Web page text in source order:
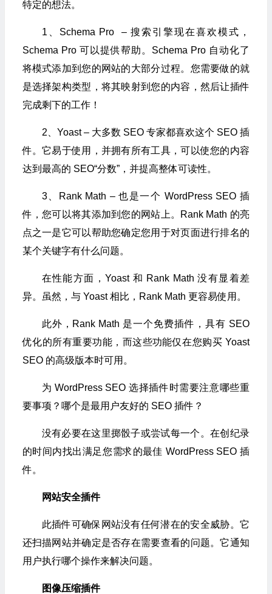
特定的想法。
1、Schema Pro – 搜索引擎现在喜欢模式，
Schema Pro 可以提供帮助。Schema Pro 自动化了
将模式添加到您的网站的大部分过程。您需要做的就
是选择架构类型，将其映射到您的内容，然后让插件
完成剩下的工作！
2、Yoast – 大多数 SEO 专家都喜欢这个 SEO 插
件。它易于使用，并拥有所有工具，可以使您的内容
达到最高的 SEO“分数”，并提高整体可读性。
3、Rank Math – 也是一个 WordPress SEO 插
件，您可以将其添加到您的网站上。Rank Math 的亮
点之一是它可以帮助您确定您用于对页面进行排名的
某个关键字有什么问题。
在性能方面，Yoast 和 Rank Math 没有显着差
异。虽然，与 Yoast 相比，Rank Math 更容易使用。
此外，Rank Math 是一个免费插件，具有 SEO
优化的所有重要功能，而这些功能仅在您购买 Yoast
SEO 的高级版本时可用。
为 WordPress SEO 选择插件时需要注意哪些重
要事项？哪个是最用户友好的 SEO 插件？
没有必要在这里掷骰子或尝试每一个。在创纪录
的时间内找出满足您需求的最佳 WordPress SEO 插
件。
网站安全插件
此插件可确保网站没有任何潜在的安全威胁。它
还扫描网站并确定是否存在需要查看的问题。它通知
用户执行哪个操作来解决问题。
图像压缩插件